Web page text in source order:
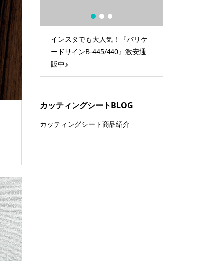
ート
インスタでも大人気！『バリケ
ードサインB-445/440』激安通
販中♪
1 2 3
カッティングシートBLOG
カッティングシート商品紹介